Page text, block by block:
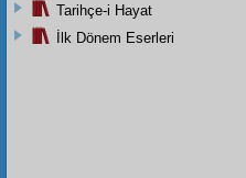
Tarihçe-i Hayat
İlk Dönem Eserleri